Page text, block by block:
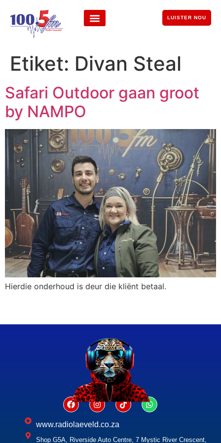
LUISTER NOU
Etiket: Divan Steal
Safari Outdoor gaan groot
by NAMPO
Hierdie onderhoud is deur die kliënt betaal.
www.radiolaeveld.co.za
Shop G5A, Riverside Auto Centre, 7 Mystic River Crescent,